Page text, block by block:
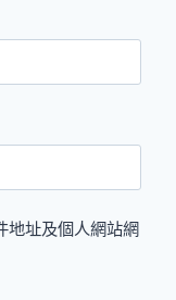
地址及個人網站網